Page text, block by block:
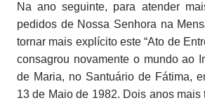
Na ano seguinte, para atender
pedidos de Nossa Senhora na
tornar mais explícito este “Ato de
consagrou novamente o mundo ao
de Maria, no Santuário de Fátima,
13 de Maio de 1982. Dois anos mais